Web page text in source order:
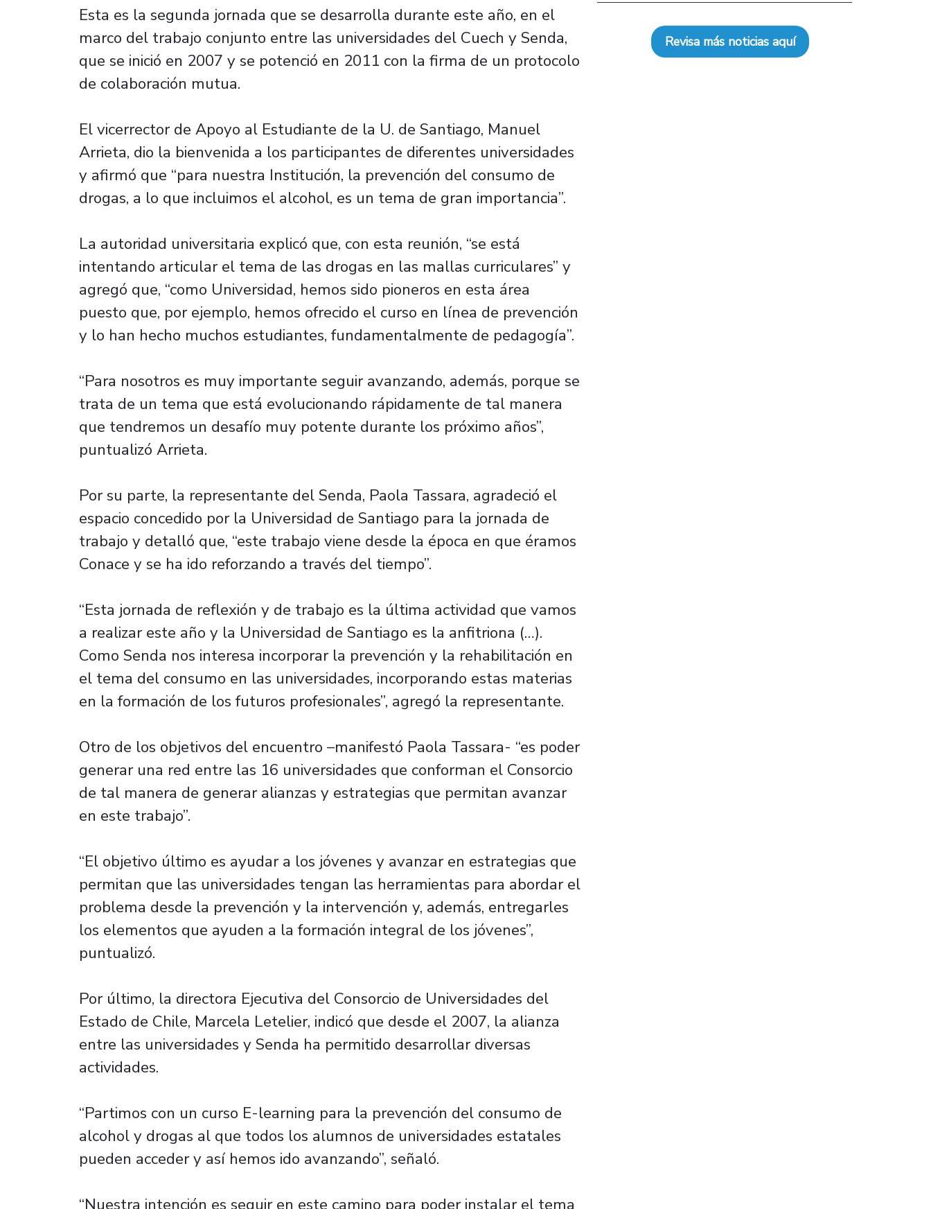
Esta es la segunda jornada que se desarrolla durante este año, en el
marco del trabajo conjunto entre las universidades del Cuech y Senda,
que se inició en 2007 y se potenció en 2011 con la firma de un protocolo
de colaboración mutua.
El vicerrector de Apoyo al Estudiante de la U. de Santiago, Manuel
Arrieta, dio la bienvenida a los participantes de diferentes universidades
y afirmó que “para nuestra Institución, la prevención del consumo de
drogas, a lo que incluimos el alcohol, es un tema de gran importancia”.
La autoridad universitaria explicó que, con esta reunión, “se está
intentando articular el tema de las drogas en las mallas curriculares” y
agregó que, “como Universidad, hemos sido pioneros en esta área
puesto que, por ejemplo, hemos ofrecido el curso en línea de prevención
y lo han hecho muchos estudiantes, fundamentalmente de pedagogía”.
“Para nosotros es muy importante seguir avanzando, además, porque se
trata de un tema que está evolucionando rápidamente de tal manera
que tendremos un desafío muy potente durante los próximo años”,
puntualizó Arrieta.
Por su parte, la representante del Senda, Paola Tassara, agradeció el
espacio concedido por la Universidad de Santiago para la jornada de
trabajo y detalló que, “este trabajo viene desde la época en que éramos
Conace y se ha ido reforzando a través del tiempo”.
“Esta jornada de reflexión y de trabajo es la última actividad que vamos
a realizar este año y la Universidad de Santiago es la anfitriona (…).
Como Senda nos interesa incorporar la prevención y la rehabilitación en
el tema del consumo en las universidades, incorporando estas materias
en la formación de los futuros profesionales”, agregó la representante.
Otro de los objetivos del encuentro –manifestó Paola Tassara- “es poder
generar una red entre las 16 universidades que conforman el Consorcio
de tal manera de generar alianzas y estrategias que permitan avanzar
en este trabajo”.
“El objetivo último es ayudar a los jóvenes y avanzar en estrategias que
permitan que las universidades tengan las herramientas para abordar el
problema desde la prevención y la intervención y, además, entregarles
los elementos que ayuden a la formación integral de los jóvenes”,
puntualizó.
Por último, la directora Ejecutiva del Consorcio de Universidades del
Estado de Chile, Marcela Letelier, indicó que desde el 2007, la alianza
entre las universidades y Senda ha permitido desarrollar diversas
actividades.
“Partimos con un curso E-learning para la prevención del consumo de
alcohol y drogas al que todos los alumnos de universidades estatales
pueden acceder y así hemos ido avanzando”, señaló.
“Nuestra intención es seguir en este camino para poder instalar el tema
Revisa más noticias aquí